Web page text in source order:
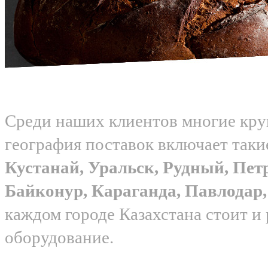
Среди наших клиентов многие
география поставок включает
Кустанай, Уральск, Рудный,
Байконур, Караганда,
каждом городе Казахстана стоит
оборудование.